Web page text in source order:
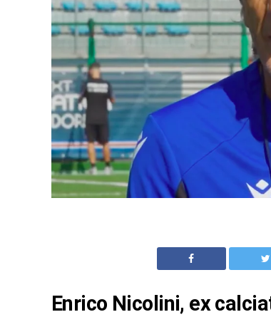
Enrico Nicolini, ex